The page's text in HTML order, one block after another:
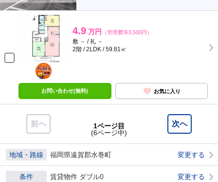
4.9 万円 （管理費等3,500円）
敷 － / 礼 －
2階 / 2LDK / 59.81㎡
ポンタ
部屋
お問い合わせ(無料) お気に入り
前へ 次へ
1ページ目
(6ページ中)
地域・路線 福岡県遠賀郡水巻町 変更する
条件 賃貸物件 ダブル0 変更する